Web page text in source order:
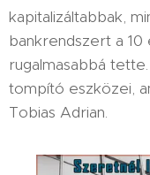
kapitalizáltabbak,
bankrendszert a
rugalmasabbá
tompító eszközei,
Tobias Adrian.